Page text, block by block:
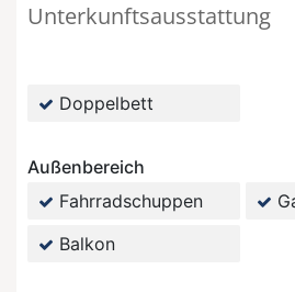
Unterkunftsausstattung
Doppelbett
Außenbereich
Fahrradschuppen
Balkon